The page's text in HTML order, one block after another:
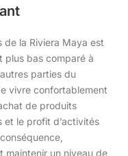
de la Riviera Maya est
plus bas comparé à
parties du
vivre confortablement
de produits
et le profit d’activités
maintenir un niveau de